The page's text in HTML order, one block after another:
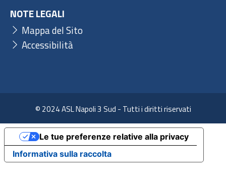
NOTE LEGALI
Mappa del Sito
Accessibilità
© 2024 ASL Napoli 3 Sud - Tutti i diritti riservati
Informativa sulla raccolta
Le tue preferenze relative alla privacy